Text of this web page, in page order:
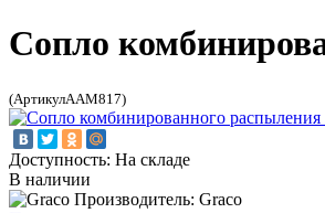
Сопло
(АртикулAAM817)
Доступность: На складе
В наличии
Производитель: Graco